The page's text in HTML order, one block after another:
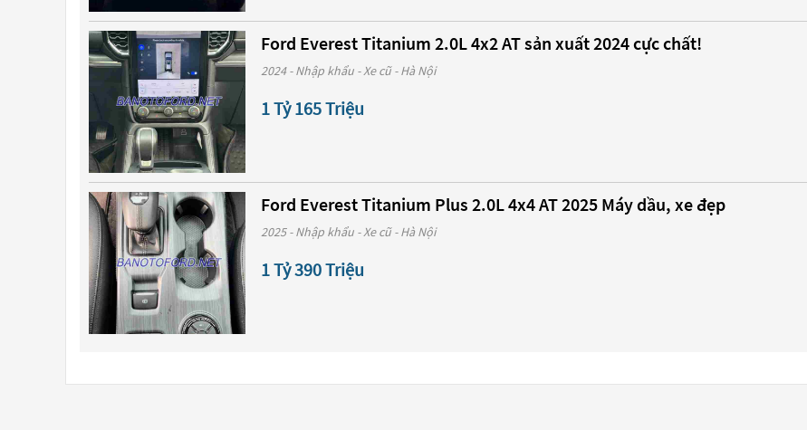
Ford Everest Titanium 2.0L 4x2 AT sản xuất 2024 cực chất!
2024 - Nhập khẩu - Xe cũ - Hà Nội
1 Tỷ 165 Triệu
Ford Everest Titanium Plus 2.0L 4x4 AT 2025 Máy dầu, xe đẹp
2025 - Nhập khẩu - Xe cũ - Hà Nội
1 Tỷ 390 Triệu